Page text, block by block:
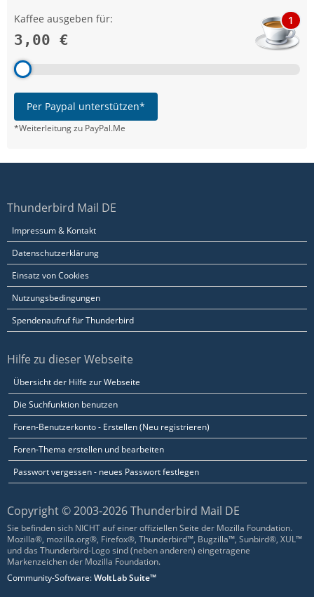
Kaffee ausgeben für:
3,00 €
1
Per Paypal unterstützen*
*Weiterleitung zu PayPal.Me
Thunderbird Mail DE
Impressum & Kontakt
Datenschutzerklärung
Einsatz von Cookies
Nutzungsbedingungen
Spendenaufruf für Thunderbird
Hilfe zu dieser Webseite
Übersicht der Hilfe zur Webseite
Die Suchfunktion benutzen
Foren-Benutzerkonto - Erstellen (Neu registrieren)
Foren-Thema erstellen und bearbeiten
Passwort vergessen - neues Passwort festlegen
Copyright © 2003-2026 Thunderbird Mail DE
Sie befinden sich NICHT auf einer offiziellen Seite der Mozilla Foundation.
Mozilla®, mozilla.org®, Firefox®, Thunderbird™, Bugzilla™, Sunbird®, XUL™
und das Thunderbird-Logo sind (neben anderen) eingetragene
Markenzeichen der Mozilla Foundation.
Community-Software:WoltLab Suite™